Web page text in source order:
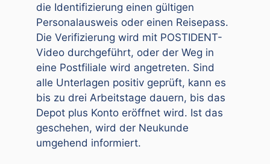
die Identifizierung einen gültigen
Personalausweis oder einen Reisepass.
Die Verifizierung wird mit POSTIDENT-
Video durchgeführt, oder der Weg in
eine Postfiliale wird angetreten. Sind
alle Unterlagen positiv geprüft, kann es
bis zu drei Arbeitstage dauern, bis das
Depot plus Konto eröffnet wird. Ist das
geschehen, wird der Neukunde
umgehend informiert.